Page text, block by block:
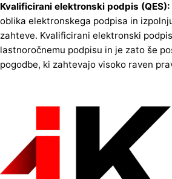
Kvalificirani elektronski podpis (QES):
oblika elektronskega podpisa in
zahteve. Kvalificirani elektronski
lastnoročnemu podpisu in je zato še
pogodbe, ki zahtevajo visoko raven